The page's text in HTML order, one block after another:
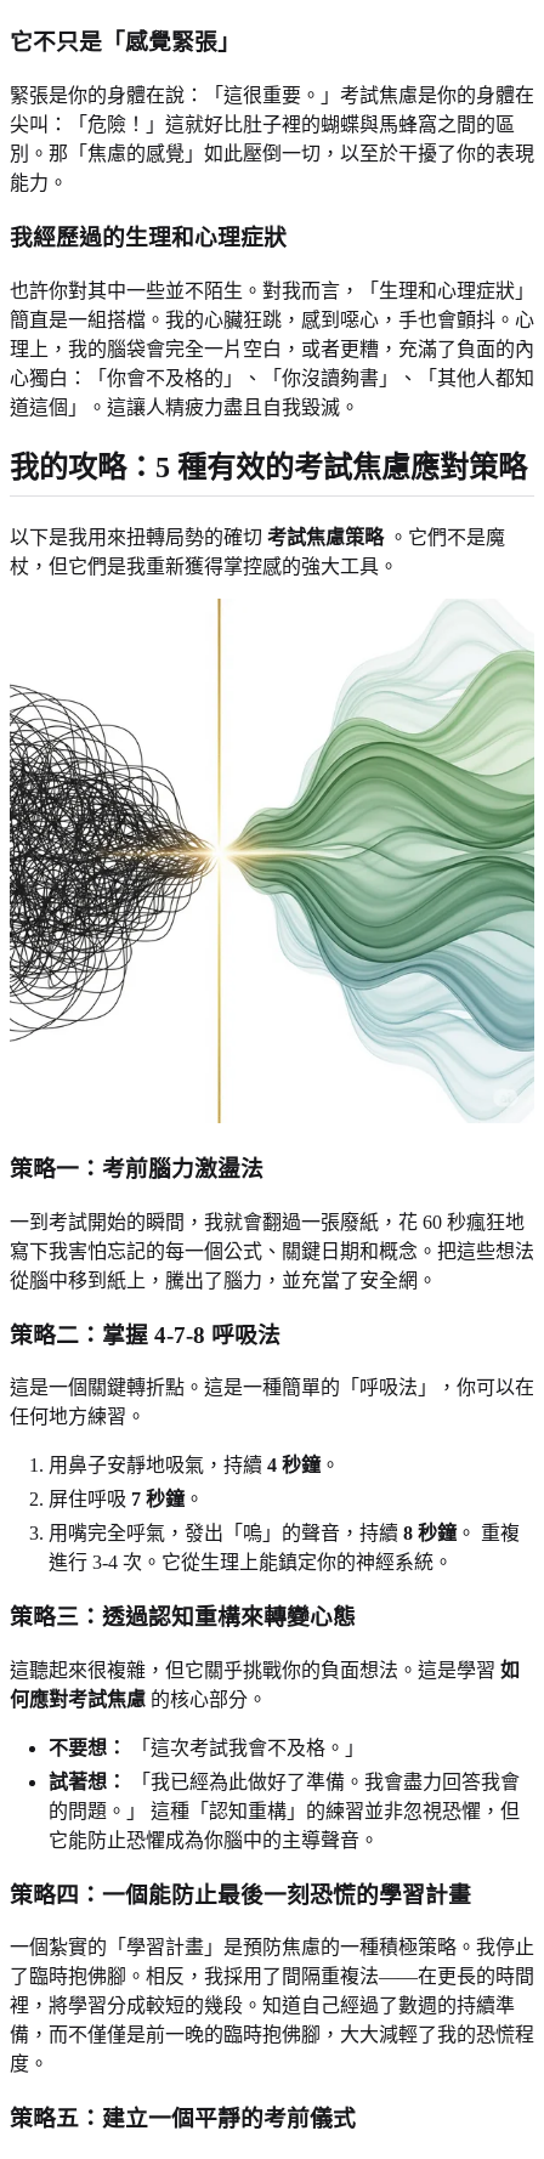
它不只是「感覺緊張」
緊張是你的身體在說：「這很重要。」考試焦慮是你的身體在
尖叫：「危險！」這就好比肚子裡的蝴蝶與馬蜂窩之間的區
別。那「焦慮的感覺」如此壓倒一切，以至於干擾了你的表現
能力。
我經歷過的生理和心理症狀
也許你對其中一些並不陌生。對我而言，「生理和心理症狀」
簡直是一組搭檔。我的心臟狂跳，感到噁心，手也會顫抖。心
理上，我的腦袋會完全一片空白，或者更糟，充滿了負面的內
心獨白：「你會不及格的」、「你沒讀夠書」、「其他人都知
道這個」。這讓人精疲力盡且自我毀滅。
我的攻略：5 種有效的考試焦慮應對策略
以下是我用來扭轉局勢的確切 考試焦慮策略。它們不是魔
杖，但它們是我重新獲得掌控感的強大工具。
策略一：考前腦力激盪法
一到考試開始的瞬間，我就會翻過一張廢紙，花 60 秒瘋狂地
寫下我害怕忘記的每一個公式、關鍵日期和概念。把這些想法
從腦中移到紙上，騰出了腦力，並充當了安全網。
策略二：掌握 4-7-8 呼吸法
這是一個關鍵轉折點。這是一種簡單的「呼吸法」，你可以在
任何地方練習。
用鼻子安靜地吸氣，持續 4 秒鐘。
屏住呼吸 7 秒鐘。
用嘴完全呼氣，發出「嗚」的聲音，持續 8 秒鐘。 重複
進行 3-4 次。它從生理上能鎮定你的神經系統。
策略三：透過認知重構來轉變心態
這聽起來很複雜，但它關乎挑戰你的負面想法。這是學習 如
何應對考試焦慮 的核心部分。
不要想：
「這次考試我會不及格。」
試著想：
「我已經為此做好了準備。我會盡力回答我會
的問題。」 這種「認知重構」的練習並非忽視恐懼，但
它能防止恐懼成為你腦中的主導聲音。
策略四：一個能防止最後一刻恐慌的學習計畫
一個紮實的「學習計畫」是預防焦慮的一種積極策略。我停止
了臨時抱佛腳。相反，我採用了間隔重複法——在更長的時間
裡，將學習分成較短的幾段。知道自己經過了數週的持續準
備，而不僅僅是前一晚的臨時抱佛腳，大大減輕了我的恐慌程
度。
策略五：建立一個平靜的考前儀式